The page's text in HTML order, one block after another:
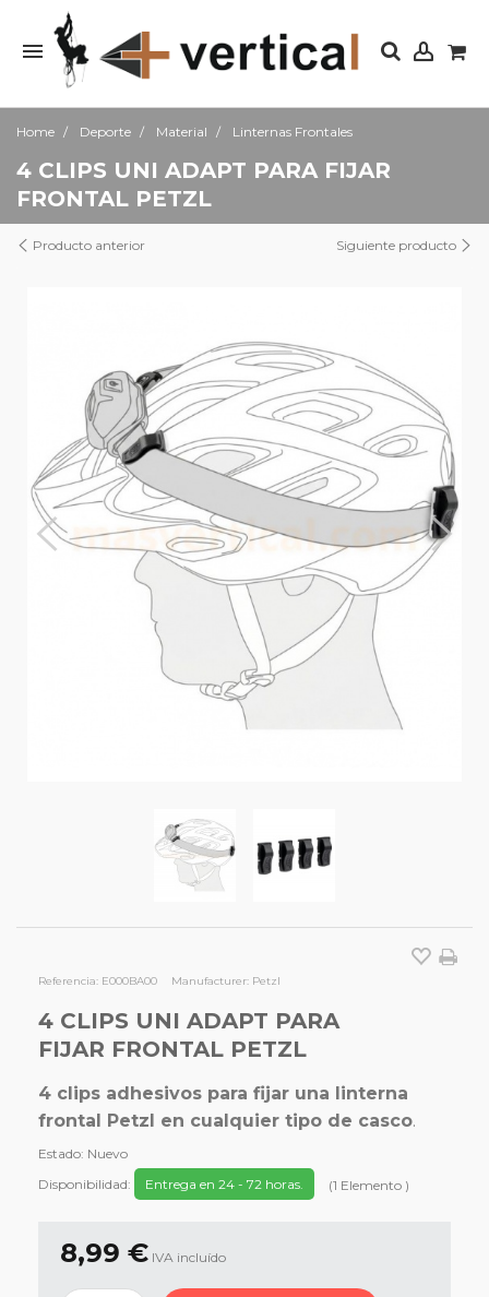
Home Deporte Material Linternas Frontales
4 CLIPS UNI ADAPT PARA FIJAR
FRONTAL PETZL
Producto anterior Siguiente producto
Referencia: E000BA00 Manufacturer: Petzl
4 CLIPS UNI ADAPT PARA
FIJAR FRONTAL PETZL
4 clips adhesivos para fijar una linterna
frontal Petzl en cualquier tipo de casco.
Estado: Nuevo
Disponibilidad:
Entrega en 24 - 72 horas. (1 Elemento )
8,99 € IVA incluído